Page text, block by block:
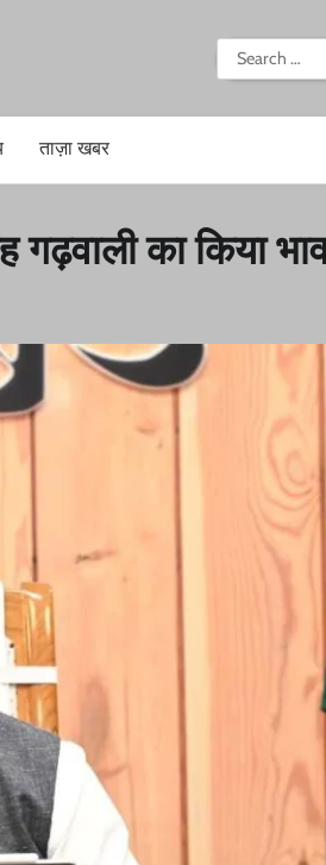
Search
for:
ताज़ा खबर
का किया